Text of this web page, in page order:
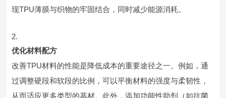
现TPU薄膜与织物的牢固结合，同时减少能源消耗。
优化材料配方
改善TPU材料的性能是降低成本的重要途径之一。例如，通
过调整硬段和软段的比例，可以平衡材料的强度与柔韧性，
从而适应更多类型的基材。此外，添加功能性助剂（如抗菌